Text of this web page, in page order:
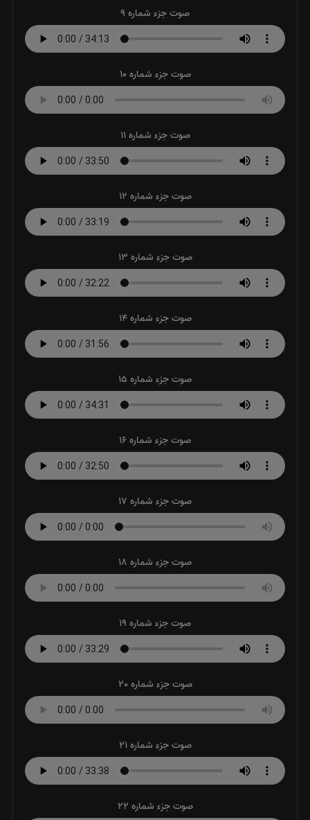
صوت جزء شماره 9
صوت جزء شماره 10
صوت جزء شماره 11
صوت جزء شماره 12
صوت جزء شماره 13
صوت جزء شماره 14
صوت جزء شماره 15
صوت جزء شماره 16
صوت جزء شماره 17
صوت جزء شماره 18
صوت جزء شماره 19
صوت جزء شماره 20
صوت جزء شماره 21
صوت جزء شماره 22